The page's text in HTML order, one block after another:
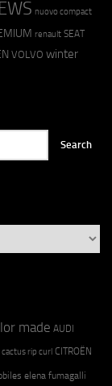
nuovo compact
renault SEAT
VOLVO winter
made AUDI
rip curl CITROËN
elena fumagalli